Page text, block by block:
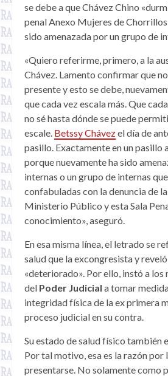
se debe a que Chávez Chino
penal Anexo Mujeres de
sido amenazada por un grupo de
«Quiero referirme, primero, a la
Chávez. Lamento confirmar que
presente y esto se debe,
que cada vez escala más. Que
no sé hasta dónde se puede
escale. Betssy Chávezel día de
pasillo. Exactamente en un pasillo
porque nuevamente ha sido
internas o un grupo de internas
confabuladas con la denuncia de
Ministerio Público y esta Sala
conocimiento», aseguró.
En esa misma línea, el letrado se
salud que la excongresista y
«deteriorado». Por ello, instó a los
del Poder Judicial a tomar
integridad física de la ex primera
proceso judicial en su contra.
Su estado de salud físico también
Por tal motivo, esa es la razón por
presentarse. No solamente como